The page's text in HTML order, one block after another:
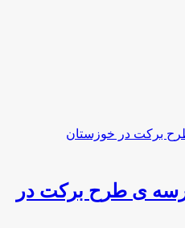
از 28 مدرسه ی طرح بركت در